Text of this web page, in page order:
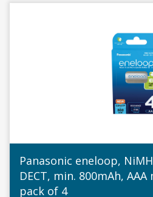
Panasonic eneloop,
DECT, min. 800mAh,
pack of 4